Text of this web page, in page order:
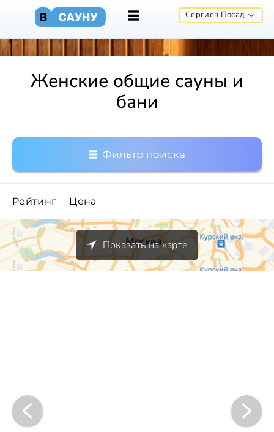
Сергиев Посад
Женские общие сауны и
бани
Фильтр поиска
Рейтинг Цена
Показать на карте